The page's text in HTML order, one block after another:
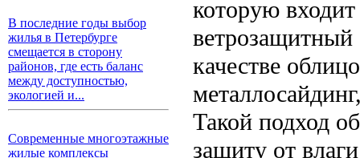
В последние годы выбор
жилья в Петербурге
смещается в сторону
районов, где есть баланс
между доступностью,
экологией и...
Современные многоэтажные
жилые комплексы
которую
качестве
Такой подход
защиту от